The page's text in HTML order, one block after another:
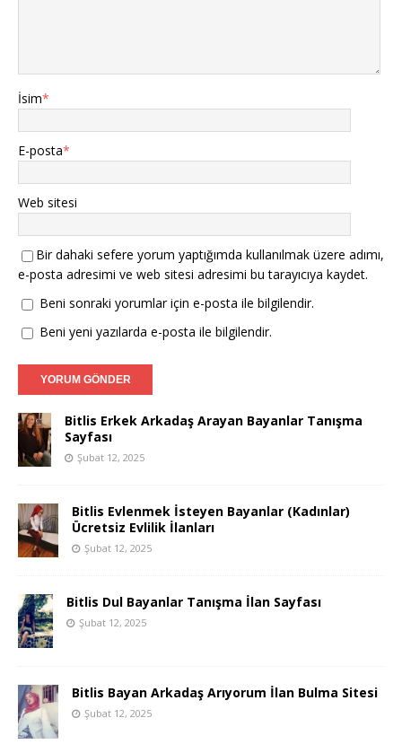
İsim*
E-posta*
Web sitesi
Bir dahaki sefere yorum yaptığımda kullanılmak üzere adımı,
e-posta adresimi ve web sitesi adresimi bu tarayıcıya kaydet.
Beni sonraki yorumlar için e-posta ile bilgilendir.
Beni yeni yazılarda e-posta ile bilgilendir.
Bitlis Erkek Arkadaş Arayan Bayanlar Tanışma
Sayfası
Şubat 12, 2025
Bitlis Evlenmek İsteyen Bayanlar (Kadınlar)
Ücretsiz Evlilik İlanları
Şubat 12, 2025
Bitlis Dul Bayanlar Tanışma İlan Sayfası
Şubat 12, 2025
Bitlis Bayan Arkadaş Arıyorum İlan Bulma Sitesi
Şubat 12, 2025